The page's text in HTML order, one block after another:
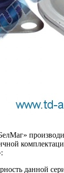
данной